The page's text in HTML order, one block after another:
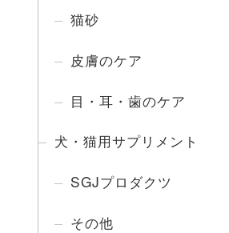
猫砂
皮膚のケア
目・耳・歯のケア
犬・猫用サプリメント
SGJプロダクツ
その他